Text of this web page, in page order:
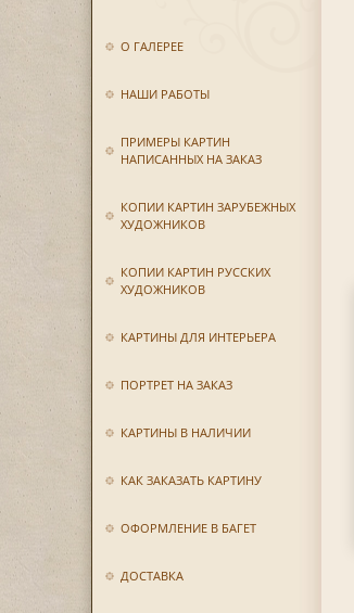
О ГАЛЕРЕЕ
НАШИ РАБОТЫ
ПРИМЕРЫ КАРТИН
НАПИСАННЫХ НА ЗАКАЗ
КОПИИ КАРТИН ЗАРУБЕЖНЫХ
ХУДОЖНИКОВ
КОПИИ КАРТИН РУССКИХ
ХУДОЖНИКОВ
КАРТИНЫ ДЛЯ ИНТЕРЬЕРА
ПОРТРЕТ НА ЗАКАЗ
КАРТИНЫ В НАЛИЧИИ
КАК ЗАКАЗАТЬ КАРТИНУ
ОФОРМЛЕНИЕ В БАГЕТ
ДОСТАВКА